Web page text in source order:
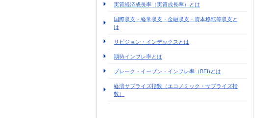
実質経済成長率（実質成長率）とは
国際収支・経常収支・金融収支・資本移転等収支と
は
リビジョン・インデックスとは
期待インフレ率とは
ブレーク・イーブン・インフレ率（BEI)とは
経済サプライズ指数（エコノミック・サプライズ指
数）